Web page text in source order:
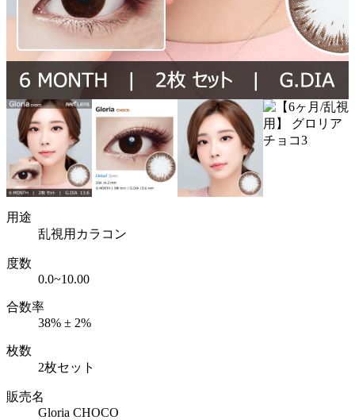
用途
乱視用カラコン
度数
0.0~10.00
合数率
38% ± 2%
枚数
2枚セット
販売名
Gloria CHOCO